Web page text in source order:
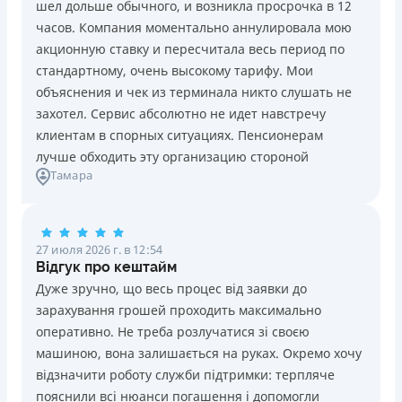
Погашение
В кассах и терминалах отделений
Оплата на расчетный счёт
Онлайн (через сайт или интернет-банкинг)
Через терминалы самообслуживания
Лицензия НБУ
Лицензия НБУ №10
Вся информация о кредите
ПОЛУЧИТЬ ЗАЙМ
Возраст
18 - 70 лет
Преимущества
Сниженная процентная ставка 0,01% в день для
новых клиентов на период от 3 до 30 дней (после
этого стандартная ставка 1%)
Запрашиваются только данные паспорта, ИНН, номер
банковской карты и телефона
проблемной кредитной историей.
Переводятся деньги на банковскую карту сразу после
подписания электронного договора о предоставлении
кредита
Дарятся скидки до -99% постоянным клиентам на
будущие кредиты согласно программе лояльности
Программа лояльности для постоянных клиентов
Круглосуточная поддержка в Viber, Telegram,
шел дольше обычного, и возникла просрочка в 12
часов. Компания моментально аннулировала мою
акционную ставку и пересчитала весь период по
стандартному, очень высокому тарифу. Мои
объяснения и чек из терминала никто слушать не
захотел. Сервис абсолютно не идет навстречу
клиентам в спорных ситуациях. Пенсионерам
лучше обходить эту организацию стороной
Тамара
27 июля 2026 г. в 12:54
Відгук про кештайм
Дуже зручно, що весь процес від заявки до
зарахування грошей проходить максимально
оперативно. Не треба розлучатися зі своєю
машиною, вона залишається на руках. Окремо хочу
відзначити роботу служби підтримки: терпляче
пояснили всі нюанси погашення і допомогли